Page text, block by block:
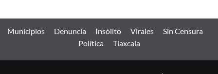
Municipios Denuncia Insólito Virales
Sin Censura
Política
Tlaxcala